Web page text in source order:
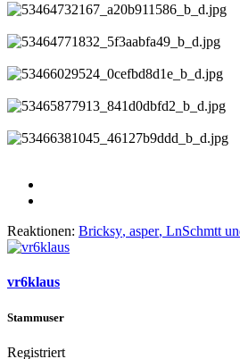
Reaktionen: Bricksy, asper, LnSchmtt
vr6klaus
Stammuser
Registriert